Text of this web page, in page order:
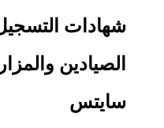
شهادات التسجيل
الصيادين
سايتس